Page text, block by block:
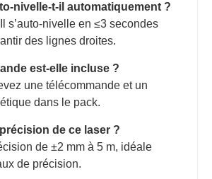
nivelle-t-il automatiquement ?
s’auto-nivelle en ≤3 secondes
des lignes droites.
est-elle incluse ?
une télécommande et un
dans le pack.
de ce laser ?
de ±2 mm à 5 m, idéale
de précision.